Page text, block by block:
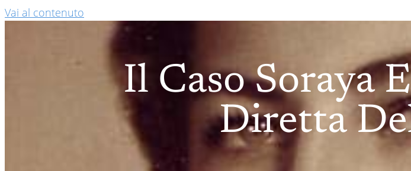
Vai al contenuto
Il Caso Soraya
Diretta